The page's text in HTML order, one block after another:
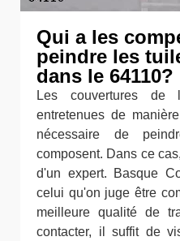
Qui a les
peindre les
dans le 64110?
Les couvertures de
entretenues de
nécessaire de
composent. Dans ce
d'un expert. Basque
celui qu'on juge être
meilleure qualité de
contacter, il suffit de